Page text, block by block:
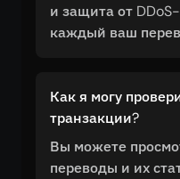
и защита от
каждый ваш
Как я могу
транзакции?
Вы можете
переводы и их